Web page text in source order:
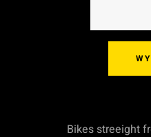
Bikes streeight